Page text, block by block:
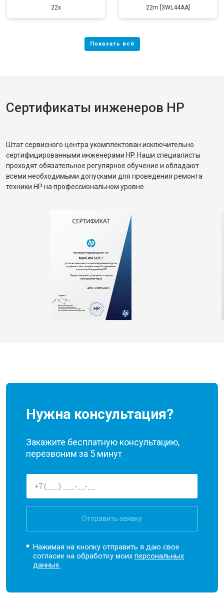
22x 22m [3WL44AA]
Сертификаты инженеров HP
Штат сервисного центра укомплектован исключительно
сертифицированными инженерами HP. Наши специалисты
проходят обязательное регулярное обучение и обладают
всеми необходимыми допусками для проведения ремонта
техники HP на профессиональном уровне.
Нужна консультация?
Закажите бесплатную консультацию,
перезвоним за 5 минут
Отправить заявку
Нажимая на кнопку отправить я даю свое
согласие на обработку моихперсональных
данных.